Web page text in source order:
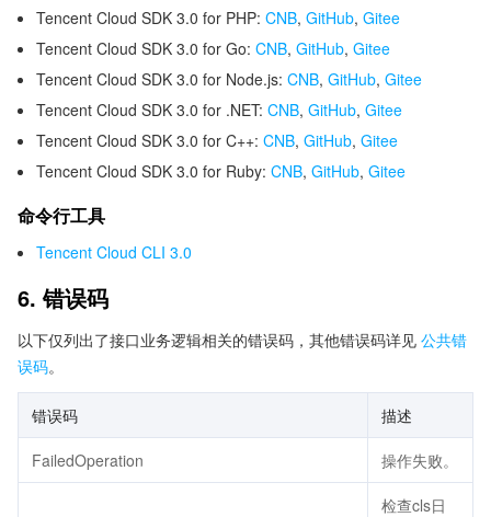
Tencent Cloud SDK 3.0 for PHP: CNB, GitHub, Gitee
Tencent Cloud SDK 3.0 for Go: CNB, GitHub, Gitee
Tencent Cloud SDK 3.0 for Node.js: CNB, GitHub, Gitee
Tencent Cloud SDK 3.0 for .NET: CNB, GitHub, Gitee
Tencent Cloud SDK 3.0 for C++: CNB, GitHub, Gitee
Tencent Cloud SDK 3.0 for Ruby: CNB, GitHub, Gitee
命令行工具
Tencent Cloud CLI 3.0
6. 错误码
以下仅列出了接口业务逻辑相关的错误码，其他错误码详见 公共错
误码。
错误码 描述
FailedOperation 操作失败。
检查cls日